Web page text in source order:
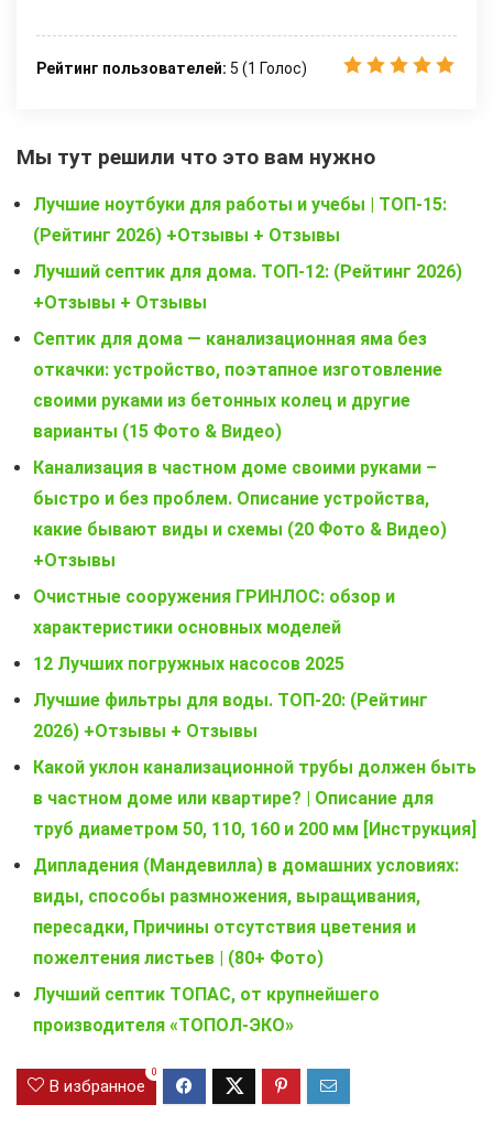
Рейтинг пользователей: 5 (1 Голос)
Мы тут решили что это вам нужно
Лучшие ноутбуки для работы и учебы | ТОП-15:
(Рейтинг 2026) +Отзывы + Отзывы
Лучший септик для дома. ТОП-12: (Рейтинг 2026)
+Отзывы + Отзывы
Септик для дома — канализационная яма без
откачки: устройство, поэтапное изготовление
своими руками из бетонных колец и другие
варианты (15 Фото & Видео)
Канализация в частном доме своими руками –
быстро и без проблем. Описание устройства,
какие бывают виды и схемы (20 Фото & Видео)
+Отзывы
Очистные сооружения ГРИНЛОС: обзор и
характеристики основных моделей
12 Лучших погружных насосов 2025
Лучшие фильтры для воды. ТОП-20: (Рейтинг
2026) +Отзывы + Отзывы
Какой уклон канализационной трубы должен быть
в частном доме или квартире? | Описание для
труб диаметром 50, 110, 160 и 200 мм [Инструкция]
Дипладения (Мандевилла) в домашних условиях:
виды, способы размножения, выращивания,
пересадки, Причины отсутствия цветения и
пожелтения листьев | (80+ Фото)
Лучший септик ТОПАС, от крупнейшего
производителя «ТОПОЛ-ЭКО»
В избранное
0